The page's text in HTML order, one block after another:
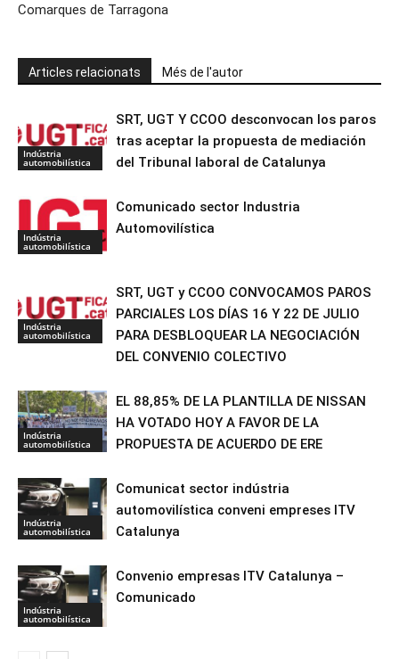
Comarques de Tarragona
Articles relacionats Més de l'autor
Indústria
automobilística
SRT, UGT Y CCOO desconvocan los paros
tras aceptar la propuesta de mediación
del Tribunal laboral de Catalunya
Indústria
automobilística
Comunicado sector Industria
Automovilística
Indústria
automobilística
SRT, UGT y CCOO CONVOCAMOS PAROS
PARCIALES LOS DÍAS 16 Y 22 DE JULIO
PARA DESBLOQUEAR LA NEGOCIACIÓN
DEL CONVENIO COLECTIVO
Indústria
automobilística
EL 88,85% DE LA PLANTILLA DE NISSAN
HA VOTADO HOY A FAVOR DE LA
PROPUESTA DE ACUERDO DE ERE
Indústria
automobilística
Comunicat sector indústria
automovilística conveni empreses ITV
Catalunya
Indústria
automobilística
Convenio empresas ITV Catalunya –
Comunicado